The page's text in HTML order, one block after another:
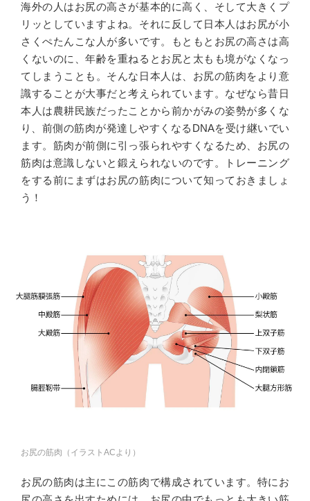
海外の人はお尻の高さが基本的に高く、そして大きくプ
リッとしていますよね。それに反して日本人はお尻が小
さくぺたんこな人が多いです。もともとお尻の高さは高
くないのに、年齢を重ねるとお尻と太もも境がなくなっ
てしまうことも。そんな日本人は、お尻の筋肉をより意
識することが大事だと考えられています。なぜなら昔日
本人は農耕民族だったことから前かがみの姿勢が多くな
り、前側の筋肉が発達しやすくなるDNAを受け継いでい
ます。筋肉が前側に引っ張られやすくなるため、お尻の
筋肉は意識しないと鍛えられないのです。トレーニング
をする前にまずはお尻の筋肉について知っておきましょ
う！
お尻の筋肉（イラストACより）
お尻の筋肉は主にこの筋肉で構成されています。特にお